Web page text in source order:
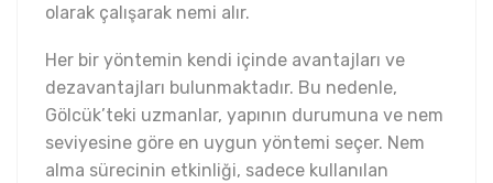
olarak çalışarak nemi alır.
Her bir yöntemin kendi içinde avantajları ve
dezavantajları bulunmaktadır. Bu nedenle,
Gölcük’teki uzmanlar, yapının durumuna ve nem
seviyesine göre en uygun yöntemi seçer. Nem
alma sürecinin etkinliği, sadece kullanılan